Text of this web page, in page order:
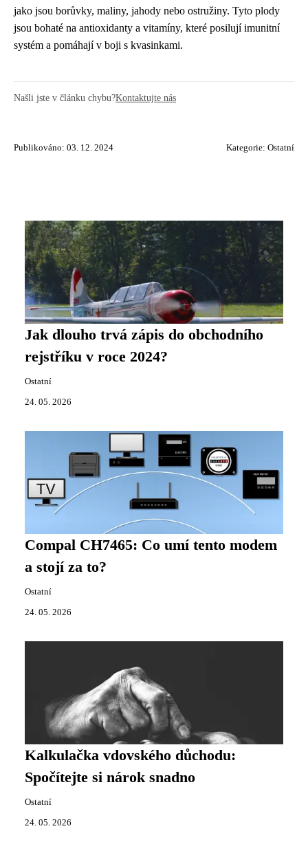
jako jsou borůvky, maliny, jahody nebo ostružiny. Tyto plody
jsou bohaté na antioxidanty a vitamíny, které posilují imunitní
systém a pomáhají v boji s kvasinkami.
Našli jste v článku chybu?Kontaktujte nás
Publikováno: 03. 12. 2024 Kategorie: Ostatní
Jak dlouho trvá zápis do obchodního
rejstříku v roce 2024?
Ostatní
24. 05. 2026
Compal CH7465: Co umí tento modem
a stojí za to?
Ostatní
24. 05. 2026
Kalkulačka vdovského důchodu:
Spočítejte si nárok snadno
Ostatní
24. 05. 2026